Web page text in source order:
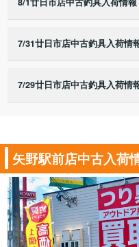
7/31廿日市店中古釣具入荷情
7/29廿日市店中古釣具入荷情
矢野駅前店中古入荷